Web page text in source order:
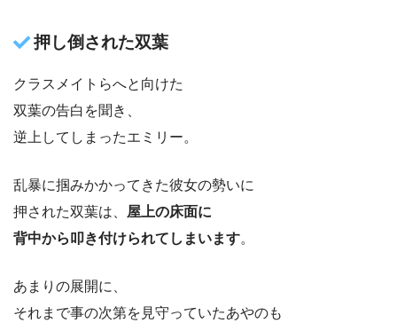
押し倒された双葉
クラスメイトらへと向けた
双葉の告白を聞き、
逆上してしまったエミリー。
乱暴に掴みかかってきた彼女の勢いに
押された双葉は、 屋上の床面に
背中から叩き付けられてしまいます。
あまりの展開に、
それまで事の次第を見守っていたあやのも